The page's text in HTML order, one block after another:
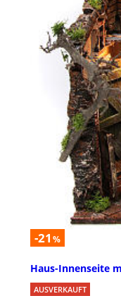
-21 %
Haus-Innenseite
AUSVERKAUFT